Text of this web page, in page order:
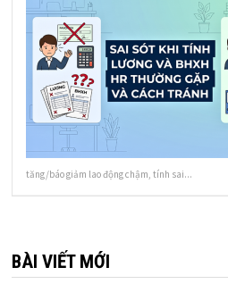
tăng/báo giảm lao động chậm, tính sai...
BÀI VIẾT MỚI